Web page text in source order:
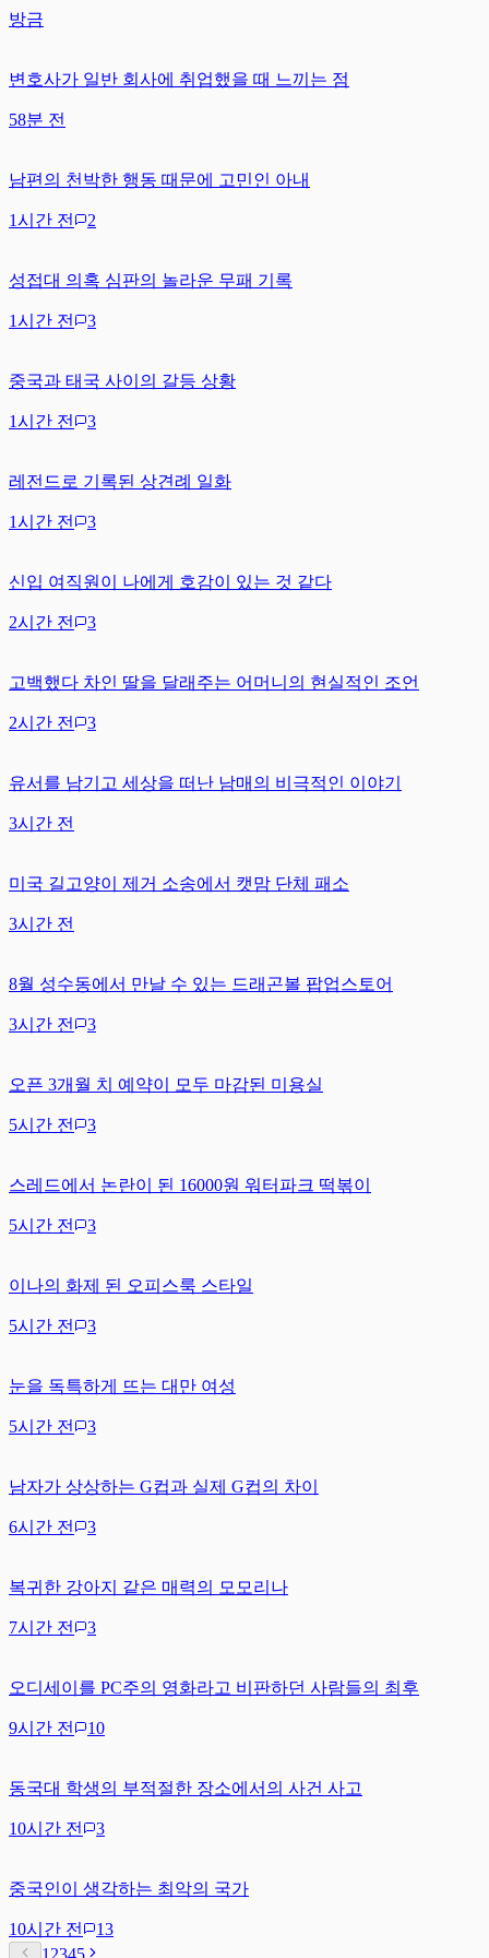
방금
변호사가 일반 회사에 취업했을 때 느끼는 점
58분 전
남편의 천박한 행동 때문에 고민인 아내
1시간 전 2
성접대 의혹 심판의 놀라운 무패 기록
1시간 전 3
중국과 태국 사이의 갈등 상황
1시간 전 3
레전드로 기록된 상견례 일화
1시간 전 3
신입 여직원이 나에게 호감이 있는 것 같다
2시간 전 3
고백했다 차인 딸을 달래주는 어머니의 현실적인 조언
2시간 전 3
유서를 남기고 세상을 떠난 남매의 비극적인 이야기
3시간 전
미국 길고양이 제거 소송에서 캣맘 단체 패소
3시간 전
8월 성수동에서 만날 수 있는 드래곤볼 팝업스토어
3시간 전 3
오픈 3개월 치 예약이 모두 마감된 미용실
5시간 전 3
스레드에서 논란이 된 16000원 워터파크 떡볶이
5시간 전 3
이나의 화제 된 오피스룩 스타일
5시간 전 3
눈을 독특하게 뜨는 대만 여성
5시간 전 3
남자가 상상하는 G컵과 실제 G컵의 차이
6시간 전 3
복귀한 강아지 같은 매력의 모모리나
7시간 전 3
오디세이를 PC주의 영화라고 비판하던 사람들의 최후
9시간 전 10
동국대 학생의 부적절한 장소에서의 사건 사고
10시간 전 3
중국인이 생각하는 최악의 국가
10시간 전
13
1 2345